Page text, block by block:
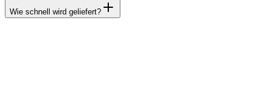
Wie schnell wird geliefert?